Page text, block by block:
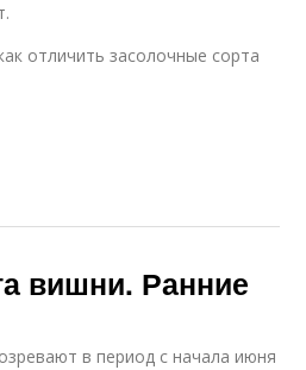
отличить засолочные сорта
вишни. Ранние
в период с начала июня